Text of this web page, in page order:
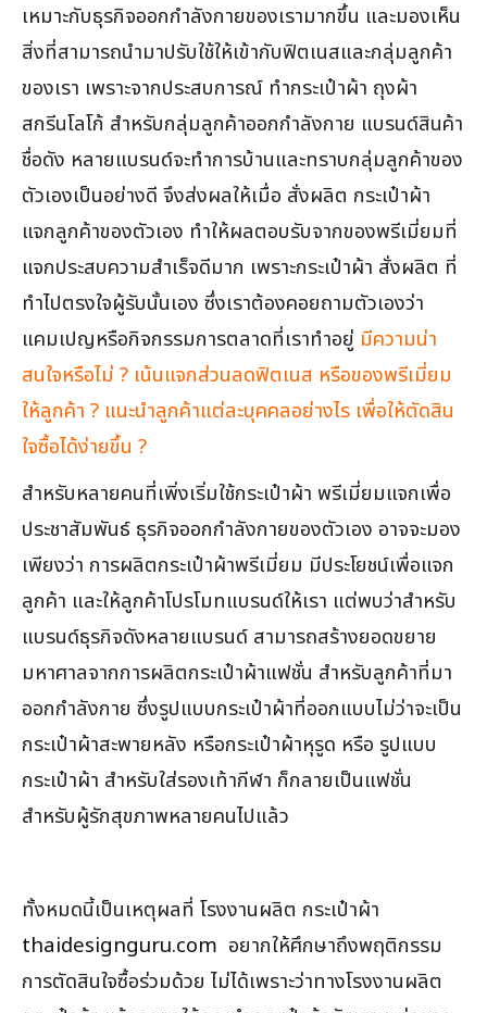
เหมาะกับธุรกิจออกกำลังกายของเรามากขึ้น และมองเห็น
สิ่งที่สามารถนำมาปรับใช้ให้เข้ากับฟิตเนสและกลุ่มลูกค้า
ของเรา เพราะจากประสบการณ์ ทำกระเป๋าผ้า ถุงผ้า
สกรีนโลโก้ สำหรับกลุ่มลูกค้าออกกำลังกาย แบรนด์สินค้า
ชื่อดัง หลายแบรนด์จะทำการบ้านและทราบกลุ่มลูกค้าของ
ตัวเองเป็นอย่างดี จึงส่งผลให้เมื่อ สั่งผลิต กระเป๋าผ้า
แจกลูกค้าของตัวเอง ทำให้ผลตอบรับจากของพรีเมี่ยมที่
แจกประสบความสำเร็จดีมาก เพราะกระเป๋าผ้า สั่งผลิต ที่
ทำไปตรงใจผู้รับนั้นเอง ซึ่งเราต้องคอยถามตัวเองว่า
แคมเปญหรือกิจกรรมการตลาดที่เราทำอยู่ มีความน่า
สนใจหรือไม่ ? เน้นแจกส่วนลดฟิตเนส หรือของพรีเมี่ยม
ให้ลูกค้า ? แนะนำลูกค้าแต่ละบุคคลอย่างไร เพื่อให้ตัดสิน
ใจซื้อได้ง่ายขึ้น ?
สำหรับหลายคนที่เพิ่งเริ่มใช้กระเป๋าผ้า พรีเมี่ยมแจกเพื่อ
ประชาสัมพันธ์ ธุรกิจออกกำลังกายของตัวเอง อาจจะมอง
เพียงว่า การผลิตกระเป๋าผ้าพรีเมี่ยม มีประโยชน์เพื่อแจก
ลูกค้า และให้ลูกค้าโปรโมทแบรนด์ให้เรา แต่พบว่าสำหรับ
แบรนด์ธุรกิจดังหลายแบรนด์ สามารถสร้างยอดขยาย
มหาศาลจากการผลิตกระเป๋าผ้าแฟชั่น สำหรับลูกค้าที่มา
ออกกำลังกาย ซึ่งรูปแบบกระเป๋าผ้าที่ออกแบบไม่ว่าจะเป็น
กระเป๋าผ้าสะพายหลัง หรือกระเป๋าผ้าหุรูด หรือ รูปแบบ
กระเป๋าผ้า สำหรับใส่รองเท้ากีฬา ก็กลายเป็นแฟชั่น
สำหรับผู้รักสุขภาพหลายคนไปแล้ว
ทั้งหมดนี้เป็นเหตุผลที่ โรงงานผลิต กระเป๋าผ้า
thaidesignguru.com อยากให้ศึกษาถึงพฤติกรรม
การตัดสินใจซื้อร่วมด้วย ไม่ได้เพราะว่าทางโรงงานผลิต